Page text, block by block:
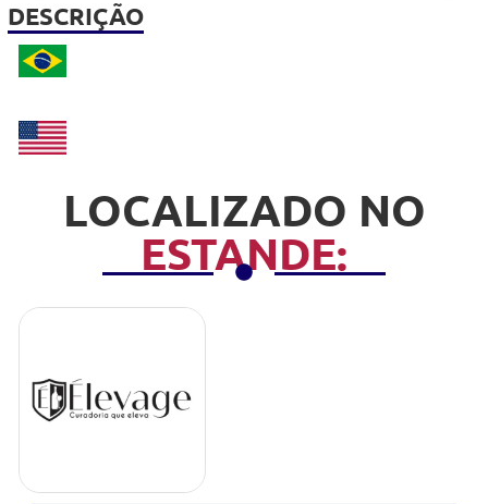
DESCRIÇÃO
LOCALIZADO NO
ESTANDE: